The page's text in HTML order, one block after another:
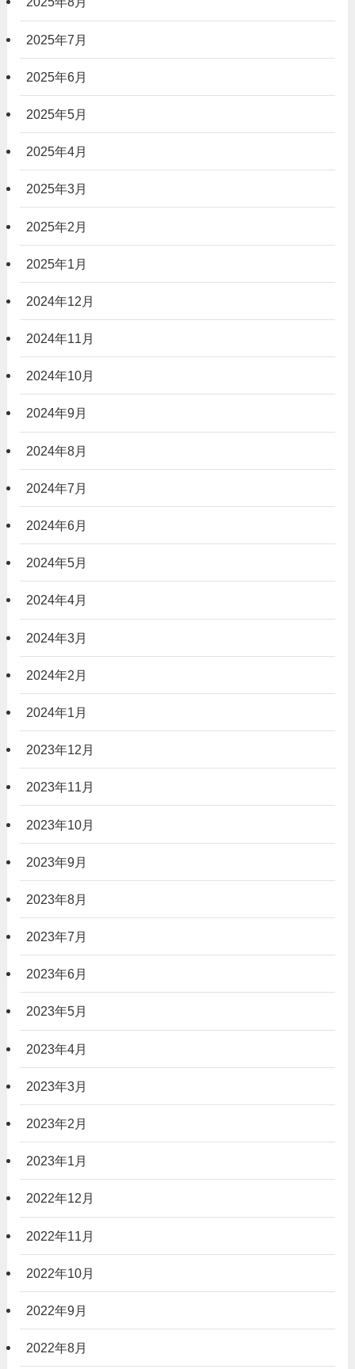
2025年7月
2025年6月
2025年5月
2025年4月
2025年3月
2025年2月
2025年1月
2024年12月
2024年11月
2024年10月
2024年9月
2024年8月
2024年7月
2024年6月
2024年5月
2024年4月
2024年3月
2024年2月
2024年1月
2023年12月
2023年11月
2023年10月
2023年9月
2023年8月
2023年7月
2023年6月
2023年5月
2023年4月
2023年3月
2023年2月
2023年1月
2022年12月
2022年11月
2022年10月
2022年9月
2022年8月